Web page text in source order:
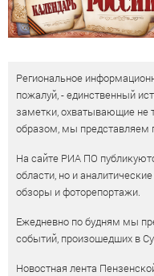
Региональное
пожалуй, - единственный
заметки, охватывающие не
образом, мы представляем
На сайте РИА ПО
области, но и
обзоры и фоторепортажи.
Ежедневно по будням мы
событий, произошедших в
Новостная лента